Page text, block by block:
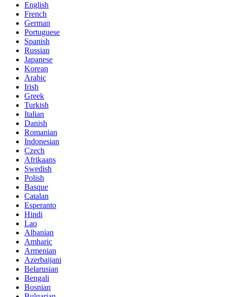
English
French
German
Portuguese
Spanish
Russian
Japanese
Korean
Arabic
Irish
Greek
Turkish
Italian
Danish
Romanian
Indonesian
Czech
Afrikaans
Swedish
Polish
Basque
Catalan
Esperanto
Hindi
Lao
Albanian
Amharic
Armenian
Azerbaijani
Belarusian
Bengali
Bosnian